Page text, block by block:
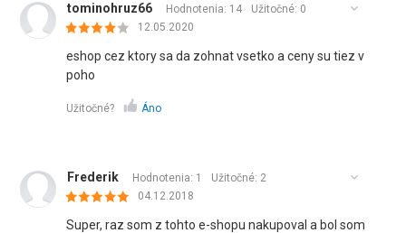
tominohruz66 Hodnotenia: 14 Užitočné: 0
12.05.2020
eshop cez ktory sa da zohnat vsetko a ceny su tiez v
poho
Užitočné? Áno
Frederik Hodnotenia: 1 Užitočné: 2
04.12.2018
Super, raz som z tohto e-shopu nakupoval a bol som